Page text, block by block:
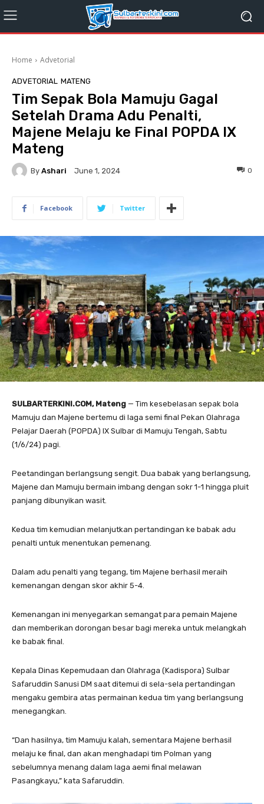
Home Advetorial
ADVETORIAL MATENG
Tim Sepak Bola Mamuju Gagal
Setelah Drama Adu Penalti,
Majene Melaju ke Final POPDA IX
Mateng
By Ashari June 1, 2024 0
Facebook Twitter
SULBARTERKINI.COM, Mateng — Tim kesebelasan sepak bola
Mamuju dan Majene bertemu di laga semi final Pekan Olahraga
Pelajar Daerah (POPDA) IX Sulbar di Mamuju Tengah, Sabtu
(1/6/24) pagi.
Peetandingan berlangsung sengit. Dua babak yang berlangsung,
Majene dan Mamuju bermain imbang dengan sokr 1-1 hingga pluit
panjang dibunyikan wasit.
Kedua tim kemudian melanjutkan pertandingan ke babak adu
penalti untuk menentukan pemenang.
Dalam adu penalti yang tegang, tim Majene berhasil meraih
kemenangan dengan skor akhir 5-4.
Kemenangan ini menyegarkan semangat para pemain Majene
dan memberikan dorongan besar bagi mereka untuk melangkah
ke babak final.
Kepala Dinas Kepemudaan dan Olahraga (Kadispora) Sulbar
Safaruddin Sanusi DM saat ditemui di sela-sela pertandingan
mengaku gembira atas permainan kedua tim yang berlangsung
menegangkan.
“Dan hasilnya, tim Mamuju kalah, sementara Majene berhasil
melaju ke final, dan akan menghadapi tim Polman yang
sebelumnya menang dalam laga aemi final melawan
Pasangkayu,” kata Safaruddin.